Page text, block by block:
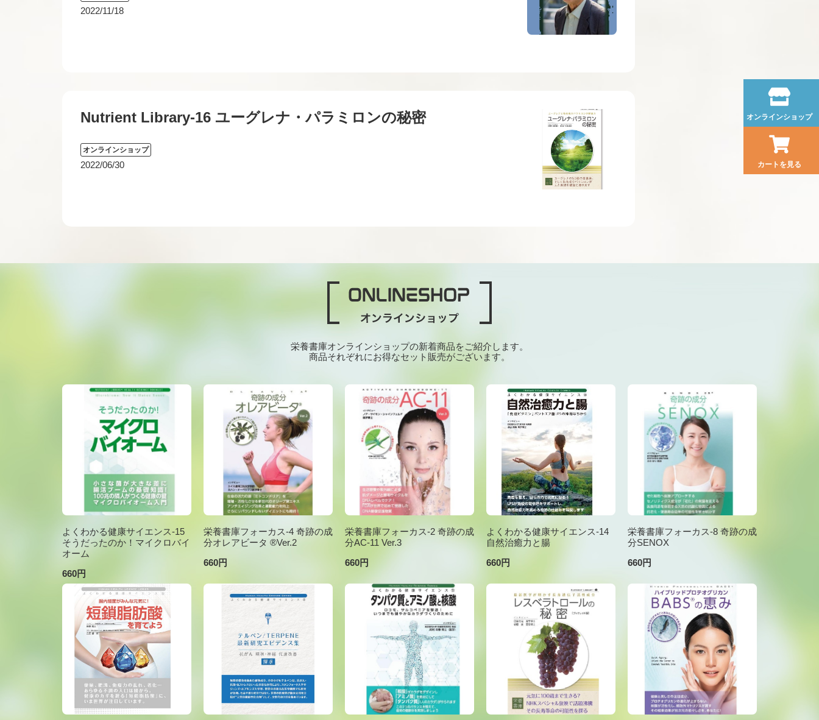
オンラインショップ
カートを見る
2022/11/18
Nutrient Library-16 ユーグレナ・パラミロンの秘密
オンラインショップ
2022/06/30
栄養書庫オンラインショップの新着商品をご紹介します。
商品それぞれにお得なセット販売がございます。
よくわかる健康サイエンス-15
そうだったのか！マイクロバイ
オーム
660円
栄養書庫フォーカス-4 奇跡の成
分オレアビータ ®Ver.2
660円
栄養書庫フォーカス-2 奇跡の成
分AC-11 Ver.3
660円
よくわかる健康サイエンス-14
自然治癒力と腸
660円
栄養書庫フォーカス-8 奇跡の成
分SENOX
660円